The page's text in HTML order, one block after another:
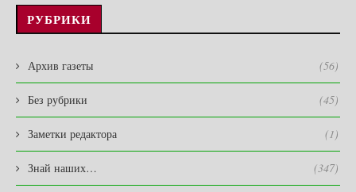
РУБРИКИ
Архив газеты (56)
Без рубрики (45)
Заметки редактора (1)
Знай наших… (347)